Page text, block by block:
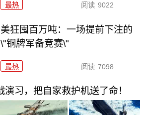
最热 阅读 9022
美狂囤百万吨：一场提前下注的
\"铜牌军备竞赛\"
最热 阅读 7098
习，把自家救护机送了命！